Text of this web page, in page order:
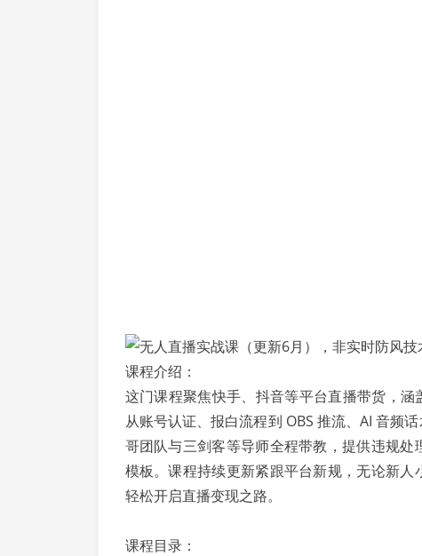
课程介绍：
这门课程聚焦快手、抖音等平台直播带货，涵
从账号认证、报白流程到 OBS 推流、AI 音频
哥团队与三剑客等导师全程带教，提供违规
模板。课程持续更新紧跟平台新规，无论新
轻松开启直播变现之路。
课程目录：